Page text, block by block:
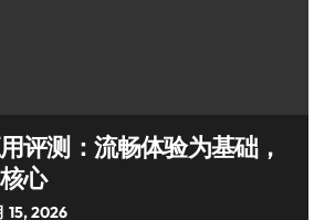
评测：流畅体验为基础，
心
15, 2026